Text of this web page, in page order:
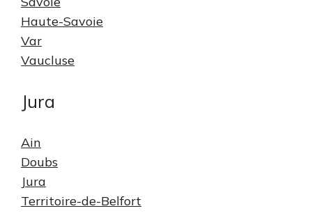
Haute-Savoie
Var
Vaucluse
Jura
Ain
Doubs
Jura
Territoire-de-Belfort